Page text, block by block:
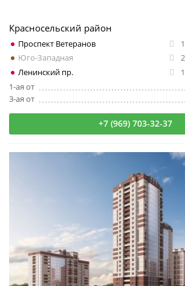
Красносельский район
Проспект Ветеранов
Юго-Западная
Ленинский пр.
1-ая от
3-ая от
+7 (969) 703-32-37